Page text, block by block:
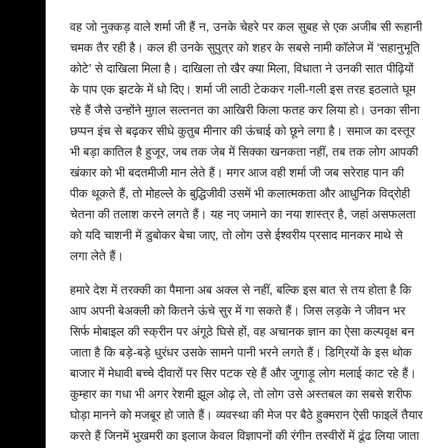
वह जो नुक्कड़ वाले शर्मा जी हैं न, उनके चेहरे पर कल सुबह से एक अजीब सी रूहानी
चमक तैर रही है। कल ही उनके सुपुत्र को शहर के सबसे नामी कॉलेज में ‘सहानुभूति
कोटे’ से दाखिला मिला है। दाखिला तो खैर क्या मिला, विधाता ने उनकी सात पीढ़ियों
के पाप एक झटके में धो दिए। शर्मा जी लाठी टेककर गली-गली इस तरह इठलाते घूम
रहे हैं जैसे उन्होंने मुग़ल सल्तनत का आखिरी किला फतह कर लिया हो। उनका सीना
छप्पन इंच से बढ़कर सीधे कुतुब मीनार की ऊंचाई को छूने लगा है। समाज का दस्तूर
भी बड़ा कातिल है हुजूर, जब तक जेब में सिक्का खनकता नहीं, तब तक लोग आपकी
खंकार को भी बदतमीजी मान लेते हैं। मगर आज वही शर्मा जी जब सरेराह पान की
पीक थूकते हैं, तो मोहल्ले के बुद्धिजीवी उसमें भी कलात्मकता और आधुनिक विद्रोही
चेतना की तलाश करने लगते हैं। यह नए जमाने का नया शास्त्र है, जहां असफलता
को यदि चाशनी में डुबोकर बेचा जाए, तो लोग उसे ईश्वरीय प्रसाद मानकर माथे से
लगा लेते हैं।
हमारे देश में तरक्की का पैमाना अब अक्ल से नहीं, बल्कि इस बात से तय होता है कि
आप अपनी बेअक्ली को कितने ऊंचे सुर में गा सकते हैं। जिस लड़के ने जीवन भर
सिर्फ मोबाइल की स्क्रीन पर अंगूठे घिसे हों, वह अचानक ज्ञान का ऐसा कल्पवृक्ष बन
जाता है कि बड़े-बड़े धुरंधर उसके सामने पानी भरने लगते हैं। डिग्रियों के इस थोक
बाजार में मेधावी बच्चे दीवारों पर सिर पटक रहे हैं और जुगाड़ू लोग मलाई काट रहे हैं।
कुम्हार का गधा भी अगर रेशमी झूल ओढ़ ले, तो लोग उसे अस्तबल का सबसे शरीफ
घोड़ा मानने को मजबूर हो जाते हैं। व्यवस्था की मेज पर बैठे हुक्मरान ऐसी फाइलें तैयार
करते हैं जिनमें भुखमरी का इलाज केवल विज्ञापनों की रंगीन तस्वीरों में ढूंढ लिया जाता